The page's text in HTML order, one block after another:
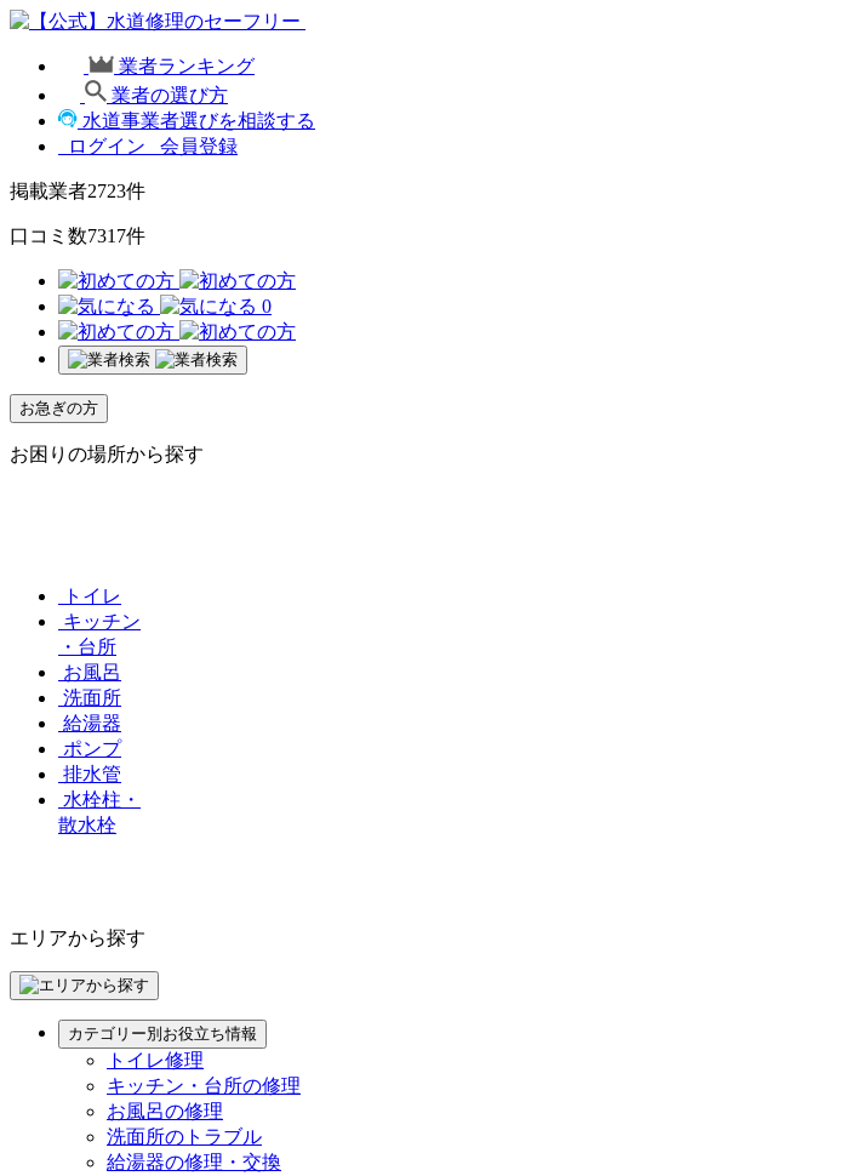
業者ランキング
業者の選び方
水道事業者選びを相談する
ログイン
会員登録
掲載業者2723件
口コミ数7317件
0
お急ぎの方
お困りの場所から探す
トイレ
キッチン
・台所
お風呂
洗面所
給湯器
ポンプ
排水管
水栓柱・
散水栓
エリアから探す
カテゴリー別お役立ち情報
トイレ修理
キッチン・台所の修理
お風呂の修理
洗面所のトラブル
給湯器の修理・交換